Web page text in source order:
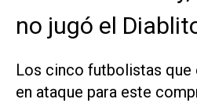
no jugó el
Los cinco futbolistas que
en ataque para este